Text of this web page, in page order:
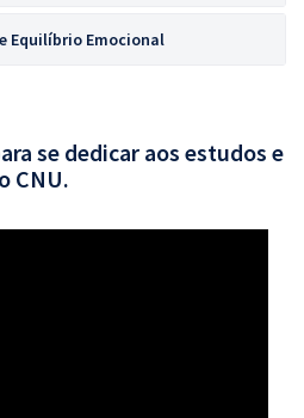
Equilíbrio Emocional
se dedicar aos estudos e
CNU.